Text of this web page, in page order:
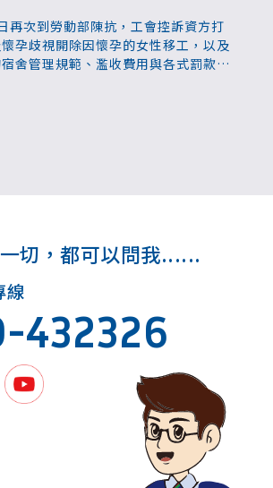
再次到勞動部陳抗，工會控訴資方打
孕歧視開除因懷孕的女性移工，以及
舍管理規範、濫收費用與各式罰款，
度、凍結泰博資方繼續引進移工。
切，都可以問我......
線
432326